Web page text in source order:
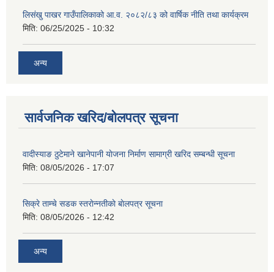
लिसंखु पाखर गाउँपालिकाको आ.व. २०८२/८३ को वार्षिक नीति तथा कार्यक्रम
मिति: 06/25/2025 - 10:32
अन्य
सार्वजनिक खरिद/बोलपत्र सूचना
वादीस्याङ ठुटेमाने खानेपानी याेजना निर्माण सामाग्री खरिद सम्बन्धी सूचना
मिति: 08/05/2026 - 17:07
सिक्रे ताम्चे सडक स्तराेन्नतीकाे बाेलपत्र सूचना
मिति: 08/05/2026 - 12:42
अन्य